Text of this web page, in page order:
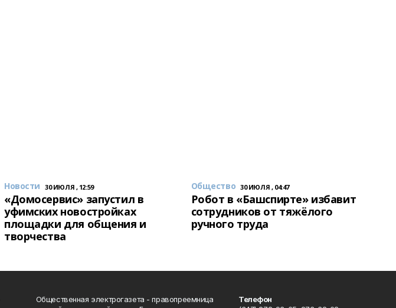
Новости 30 ИЮЛЯ , 12:59
«Домосервис» запустил в
уфимских новостройках
площадки для общения и
творчества
Общество 30 ИЮЛЯ , 04:47
Робот в «Башспирте» избавит
сотрудников от тяжёлого
ручного труда
Общественная электрогазета - правопреемница
Телефон